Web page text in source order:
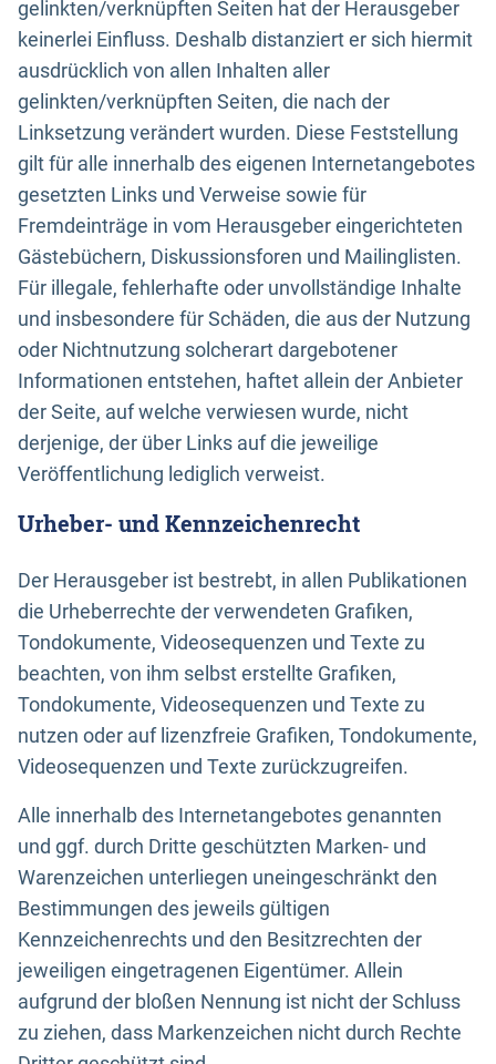
gelinkten/verknüpften Seiten hat der Herausgeber
keinerlei Einfluss. Deshalb distanziert er sich hiermit
ausdrücklich von allen Inhalten aller
gelinkten/verknüpften Seiten, die nach der
Linksetzung verändert wurden. Diese Feststellung
gilt für alle innerhalb des eigenen Internetangebotes
gesetzten Links und Verweise sowie für
Fremdeinträge in vom Herausgeber eingerichteten
Gästebüchern, Diskussionsforen und Mailinglisten.
Für illegale, fehlerhafte oder unvollständige Inhalte
und insbesondere für Schäden, die aus der Nutzung
oder Nichtnutzung solcherart dargebotener
Informationen entstehen, haftet allein der Anbieter
der Seite, auf welche verwiesen wurde, nicht
derjenige, der über Links auf die jeweilige
Veröffentlichung lediglich verweist.
Urheber- und Kennzeichenrecht
Der Herausgeber ist bestrebt, in allen Publikationen
die Urheberrechte der verwendeten Grafiken,
Tondokumente, Videosequenzen und Texte zu
beachten, von ihm selbst erstellte Grafiken,
Tondokumente, Videosequenzen und Texte zu
nutzen oder auf lizenzfreie Grafiken, Tondokumente,
Videosequenzen und Texte zurückzugreifen.
Alle innerhalb des Internetangebotes genannten
und ggf. durch Dritte geschützten Marken- und
Warenzeichen unterliegen uneingeschränkt den
Bestimmungen des jeweils gültigen
Kennzeichenrechts und den Besitzrechten der
jeweiligen eingetragenen Eigentümer. Allein
aufgrund der bloßen Nennung ist nicht der Schluss
zu ziehen, dass Markenzeichen nicht durch Rechte